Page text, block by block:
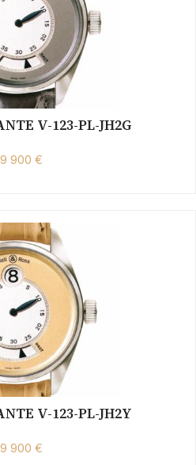
V-123-PL-JH2G
900 €
V-123-PL-JH2Y
900 €